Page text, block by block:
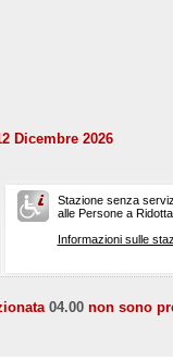
Dicembre 2026
Stazione senza
alle Persone a
Informazioni sulle
04.00 non sono